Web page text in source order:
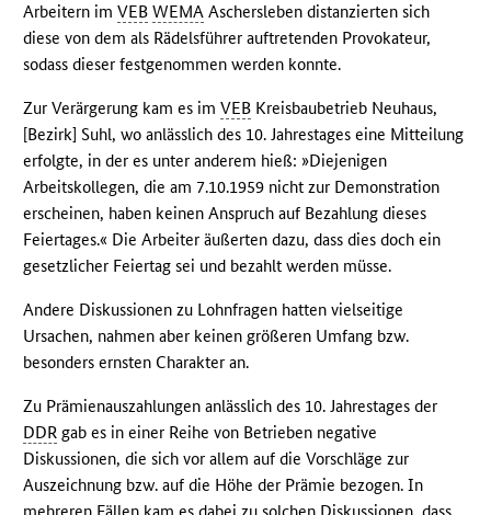
Arbeitern imVEB WEMA Aschersleben distanzierten sich
diese von dem als Rädelsführer auftretenden Provokateur,
sodass dieser festgenommen werden konnte.
Zur Verärgerung kam es imVEB Kreisbaubetrieb Neuhaus,
[Bezirk] Suhl, wo anlässlich des 10. Jahrestages eine Mitteilung
erfolgte, in der es unter anderem hieß: »Diejenigen
Arbeitskollegen, die am 7.10.1959 nicht zur Demonstration
erscheinen, haben keinen Anspruch auf Bezahlung dieses
Feiertages.« Die Arbeiter äußerten dazu, dass dies doch ein
gesetzlicher Feiertag sei und bezahlt werden müsse.
Andere Diskussionen zu Lohnfragen hatten vielseitige
Ursachen, nahmen aber keinen größeren Umfang bzw.
besonders ernsten Charakter an.
Zu Prämienauszahlungen anlässlich des 10. Jahrestages der
DDR gab es in einer Reihe von Betrieben negative
Diskussionen, die sich vor allem auf die Vorschläge zur
Auszeichnung bzw. auf die Höhe der Prämie bezogen. In